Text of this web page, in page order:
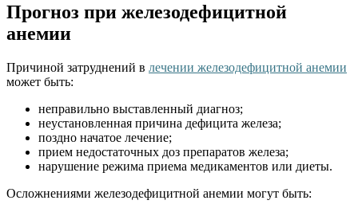
Прогноз при железодефицитной
анемии
Причиной затруднений в лечении железодефицитной анемии
может быть:
неправильно выставленный диагноз;
неустановленная причина дефицита железа;
поздно начатое лечение;
прием недостаточных доз препаратов железа;
нарушение режима приема медикаментов или диеты.
Осложнениями железодефицитной анемии могут быть: